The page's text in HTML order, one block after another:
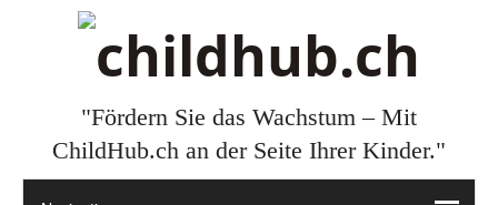
"Fördern Sie das Wachstum – Mit
ChildHub.ch an der Seite Ihrer Kinder."